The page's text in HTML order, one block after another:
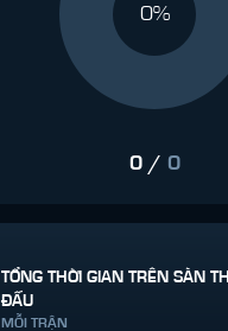
0%
0/ 0
TỔNG THỜI GIAN TRÊN SÀN THI
ĐẤU
MỖI TRẬN